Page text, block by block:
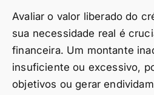
Avaliar o valor liberado do
sua necessidade real é
financeira. Um montante
insuficiente ou excessivo,
objetivos ou gerar